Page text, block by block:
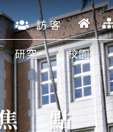
訪客
研究 校園
點